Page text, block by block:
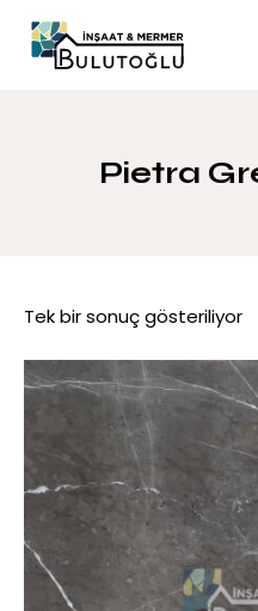
Pietra
Tek bir sonuç gösteriliyor